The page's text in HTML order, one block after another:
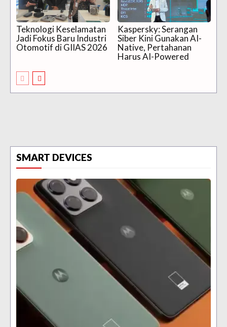
Teknologi Keselamatan
Jadi Fokus Baru Industri
Otomotif di GIIAS 2026
Kaspersky: Serangan
Siber Kini Gunakan AI-
Native, Pertahanan
Harus AI-Powered
SMART DEVICES